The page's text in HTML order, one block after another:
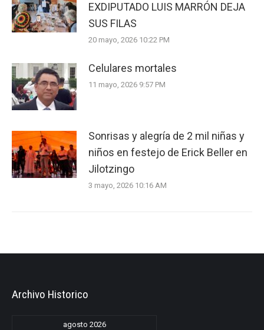
EXDIPUTADO LUIS MARRÓN DEJA
SUS FILAS
20 mayo, 2026 10:22 PM
Celulares mortales
11 mayo, 2026 9:57 PM
Sonrisas y alegría de 2 mil niñas y
niños en festejo de Erick Beller en
Jilotzingo
3 mayo, 2026 10:16 AM
Archivo Historico
agosto 2026